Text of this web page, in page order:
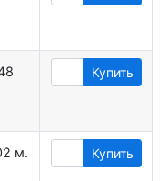
Купить
м. Купить